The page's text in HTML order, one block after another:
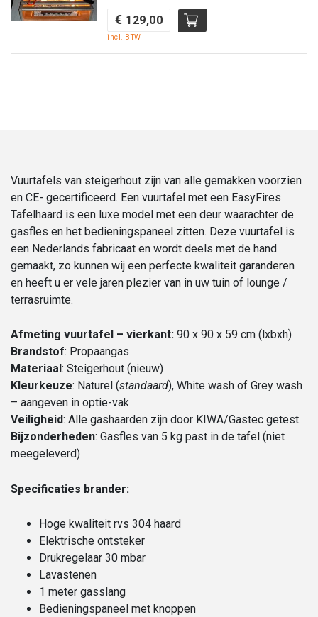
€ 129,00
incl. BTW
Vuurtafels van steigerhout zijn van alle gemakken voorzien
en CE- gecertificeerd. Een vuurtafel met een EasyFires
Tafelhaard is een luxe model met een deur waarachter de
gasfles en het bedieningspaneel zitten. Deze vuurtafel is
een Nederlands fabricaat en wordt deels met de hand
gemaakt, zo kunnen wij een perfecte kwaliteit garanderen
en heeft u er vele jaren plezier van in uw tuin of lounge /
terrasruimte.
Afmeting vuurtafel – vierkant: 90 x 90 x 59 cm (lxbxh)
Brandstof: Propaangas
Materiaal : Steigerhout (nieuw)
Kleurkeuze: Naturel (standaard), White wash of Grey wash
– aangeven in optie-vak
Veiligheid: Alle gashaarden zijn door KIWA/Gastec getest.
Bijzonderheden: Gasfles van 5 kg past in de tafel (niet
meegeleverd)
Specificaties brander:
Hoge kwaliteit rvs 304 haard
Elektrische ontsteker
Drukregelaar 30 mbar
Lavastenen
1 meter gasslang
Bedieningspaneel met knoppen